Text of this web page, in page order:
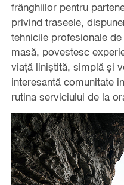
frânghiilor pentru
privind traseele,
tehnicile profesionale
masă, povestesc
viață liniștită, simplă și
interesantă comunitate
rutina serviciului de la